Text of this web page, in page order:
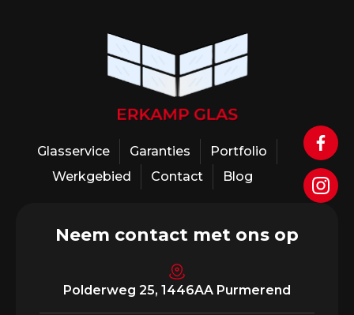
Glasservice Garanties
Portfolio
Werkgebied
Contact Blog
Neem contact met ons op
Polderweg 25, 1446AA Purmerend